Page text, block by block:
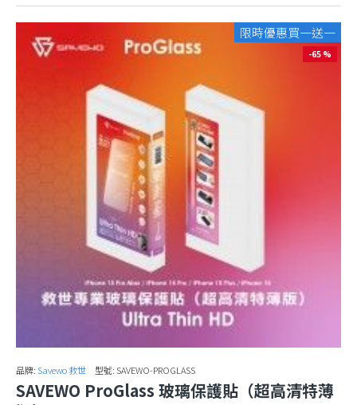
限時優惠買一送一
-65 %
品牌: Savewo 救世 型號: SAVEWO-PROGLASS
SAVEWO ProGlass 玻璃保護貼（超高清特薄